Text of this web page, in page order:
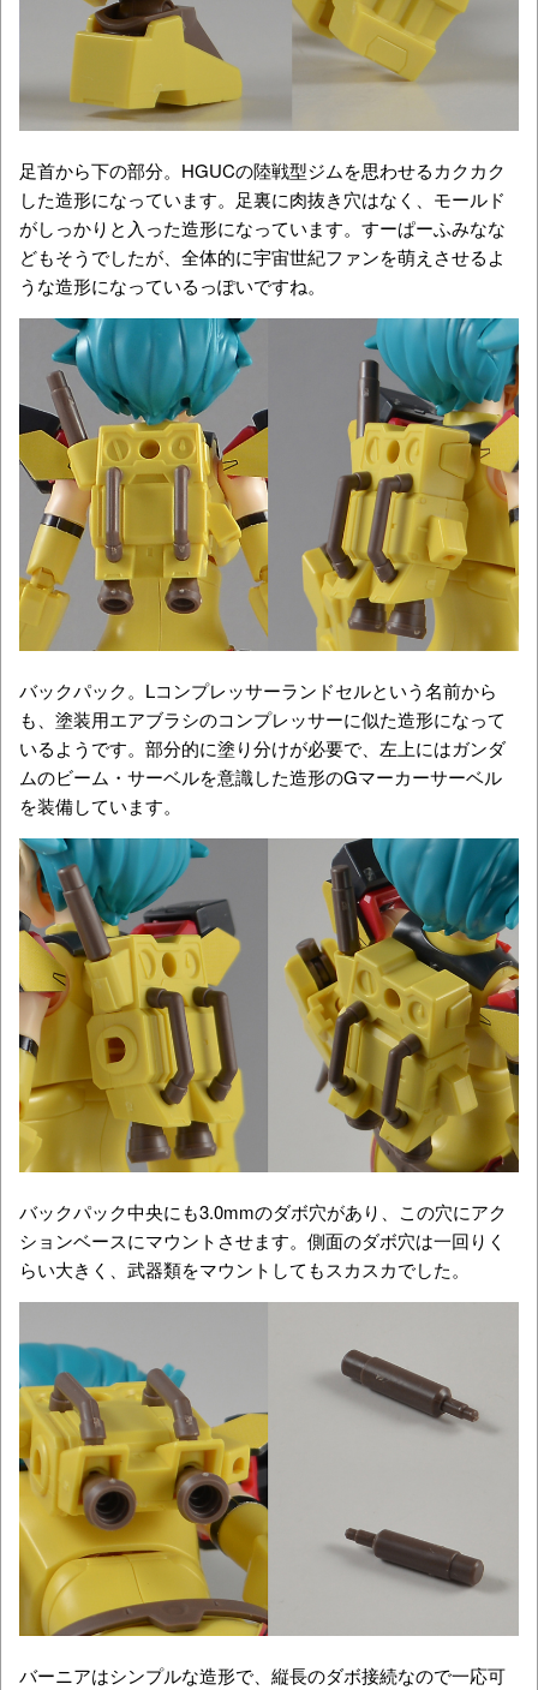
足首から下の部分。HGUCの陸戦型ジムを思わせるカクカク
した造形になっています。足裏に肉抜き穴はなく、モールド
がしっかりと入った造形になっています。すーぱーふみなな
どもそうでしたが、全体的に宇宙世紀ファンを萌えさせるよ
うな造形になっているっぽいですね。
バックパック。Lコンプレッサーランドセルという名前から
も、塗装用エアブラシのコンプレッサーに似た造形になって
いるようです。部分的に塗り分けが必要で、左上にはガンダ
ムのビーム・サーベルを意識した造形のGマーカーサーベル
を装備しています。
バックパック中央にも3.0mmのダボ穴があり、この穴にアク
ションベースにマウントさせます。側面のダボ穴は一回りく
らい大きく、武器類をマウントしてもスカスカでした。
バーニアはシンプルな造形で、縦長のダボ接続なので一応可